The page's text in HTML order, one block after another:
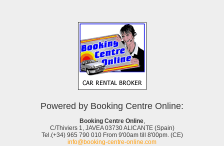
Powered by Booking Centre Online:
Booking Centre Online,
C/Thiviers 1, JAVEA 03730 ALICANTE (Spain)
Tel.(+34) 965 790 010 From 9'00am till 8'00pm. (CE)
info@booking-centre-online.com